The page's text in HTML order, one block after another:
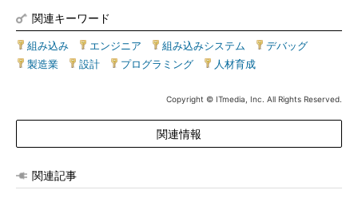
関連キーワード
組み込み エンジニア 組み込みシステム デバッグ
製造業
設計 プログラミング 人材育成
Copyright © ITmedia, Inc. All Rights Reserved.
関連情報
関連記事